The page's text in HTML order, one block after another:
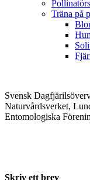
Träna på
Svensk
Naturvårdsverket,
Entomologiska
Skriv ett brev